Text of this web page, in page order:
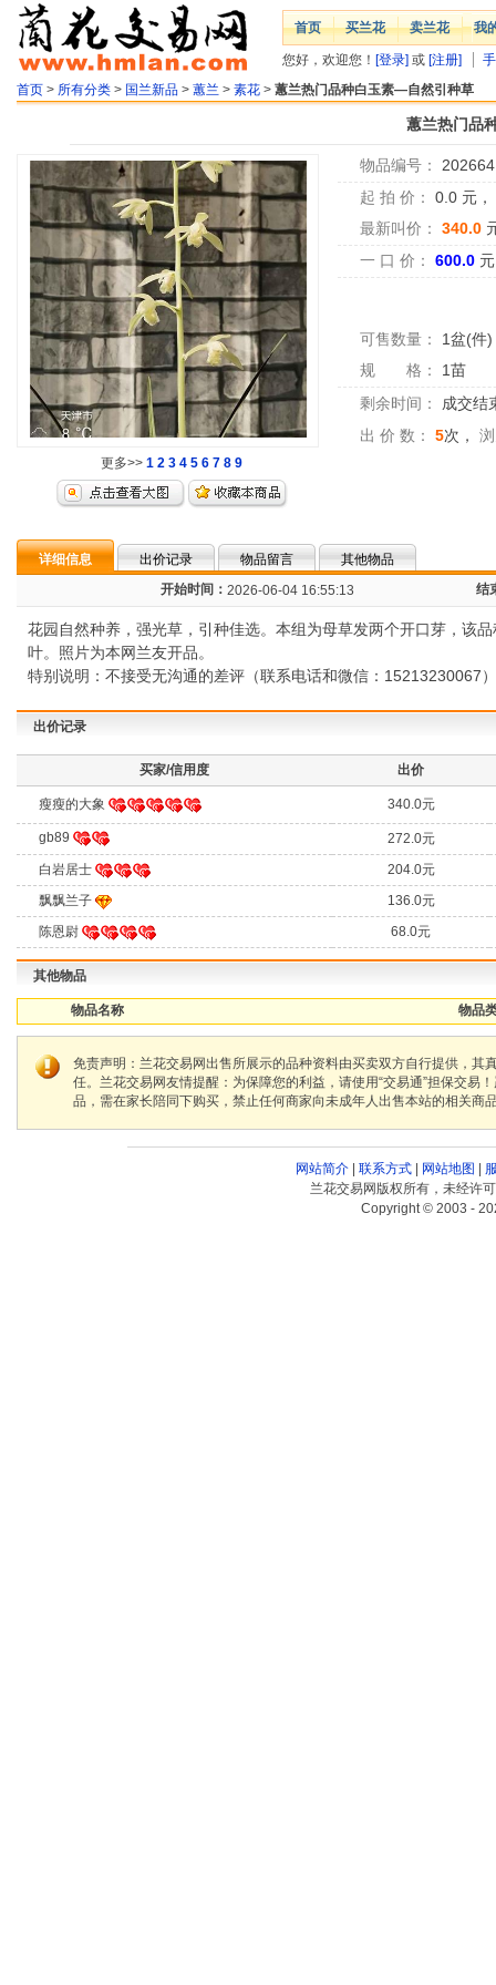
首页 买兰花 卖兰花 我
您好，欢迎您！ [登录] 或 [注册]
首页 > 所有分类 > 国兰新品 > 蕙兰 > 素花 > 蕙兰热门品种白玉素—自然引种草
蕙兰热门品
更多>> 1 2 3 4 5 6 7 8 9
物品编号：
起 拍 价：
0.0 元，
最新叫价：
340.0
一 口 价：
600.0 元
可售数量： 1盆(件)
规 格：
1苗
剩余时间：
成交结
出 价 数：
5次，
详细信息 出价记录 物品留言
其他物品
开始时间： 2026-06-04 16:55:13 结
花园自然种养，强光草，引种佳选。本组为母草发两个开口芽，该
叶。照片为本网兰友开品。
特别说明：不接受无沟通的差评（联系电话和微信：15213230067
出价记录
买家/信用度 出价
瘦瘦的大象 340.0元
gb89
272.0元
白岩居士
204.0元
飘飘兰子
136.0元
陈恩尉
68.0元
其他物品
物品名称 物品
免责声明：兰花交易网出售所展示的品种资料由买卖双方自行提供，
任。兰花交易网友情提醒：为保障您的利益，请使用“交易通”担保交
品，需在家长陪同下购买，禁止任何商家向未成年人出售本站的相关商
网站简介| 联系方式| 网站地图
兰花交易网版权所有，未经许
Copyright © 2003 -